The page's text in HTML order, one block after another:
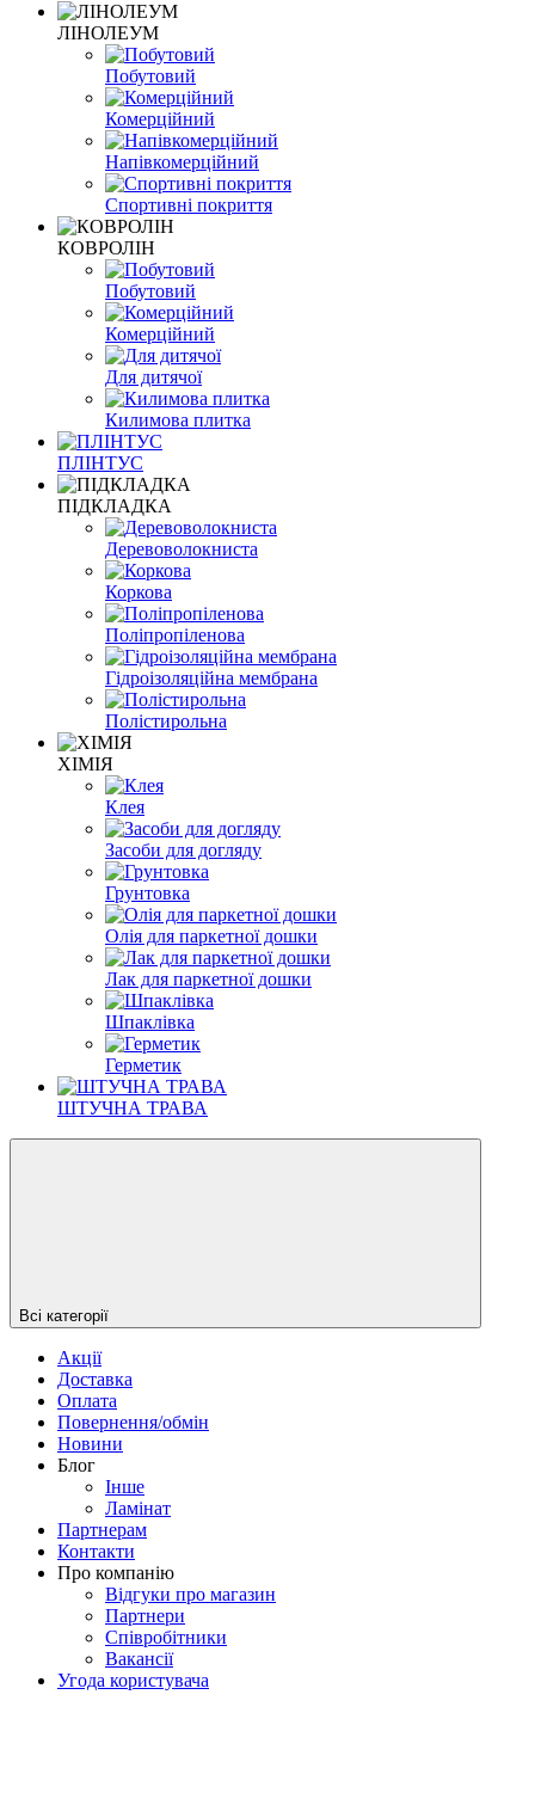
ЛІНОЛЕУМ
Побутовий
Комерційний
Напівкомерційний
Спортивні покриття
КОВРОЛІН
Побутовий
Комерційний
Для дитячої
Килимова плитка
ПЛІНТУС
ПІДКЛАДКА
Деревоволокниста
Коркова
Поліпропіленова
Гідроізоляційна мембрана
Полістирольна
ХІМІЯ
Клея
Засоби для догляду
Грунтовка
Олія для паркетної дошки
Лак для паркетної дошки
Шпаклівка
Герметик
ШТУЧНА ТРАВА
Всі категорії
Акції
Доставка
Оплата
Повернення/обмін
Новини
Блог
Iнше
Ламінат
Партнерам
Контакти
Про компанію
Відгуки про магазин
Партнери
Співробітники
Вакансії
Угода користувача